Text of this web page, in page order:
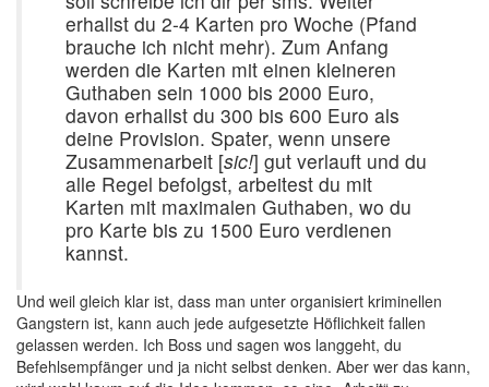
erhallst du 2-4 Karten pro Woche (Pfand
brauche ich nicht mehr). Zum Anfang
werden die Karten mit einen kleineren
Guthaben sein 1000 bis 2000 Euro,
davon erhallst du 300 bis 600 Euro als
deine Provision. Spater, wenn unsere
Zusammenarbeit [sic!] gut verlauft und du
alle Regel befolgst, arbeitest du mit
Karten mit maximalen Guthaben, wo du
pro Karte bis zu 1500 Euro verdienen
kannst.
Und weil gleich klar ist, dass man unter organisiert kriminellen
Gangstern ist, kann auch jede aufgesetzte Höflichkeit fallen
gelassen werden. Ich Boss und sagen wos langgeht, du
Befehlsempfänger und ja nicht selbst denken. Aber wer das kann,